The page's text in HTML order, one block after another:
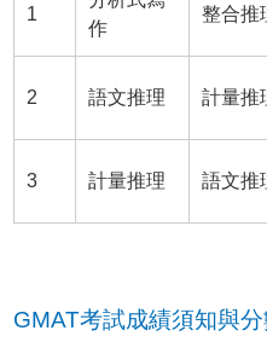
1
作
整合推
2 語文推理 計量推
3 計量推理 語文推
GMAT考試成績須知與